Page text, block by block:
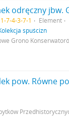
7-4-3-7-1 Element
spuścizn
Grono